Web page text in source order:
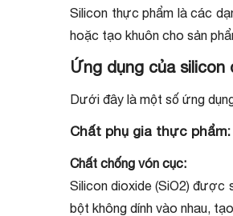
Silicon thực phẩm là các
hoặc tạo khuôn cho sản
Ứng dụng của
Dưới đây là một số ứng
Chất phụ gia thực phẩm:
Chất chống vón cục:
Silicon dioxide (SiO2) được
bột không dính vào nhau,